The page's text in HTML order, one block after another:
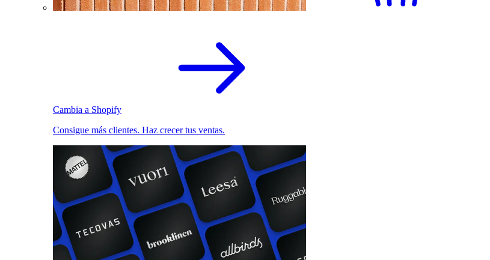
Cambia a Shopify
Consigue más clientes. Haz crecer tus ventas.